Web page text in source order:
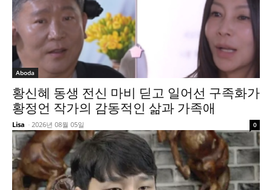
Aboda
황신혜 동생 전신 마비 딛고 일어선 구족화가
황정언 작가의 감동적인 삶과 가족애
Lisa - 2026년 08월 05일 0